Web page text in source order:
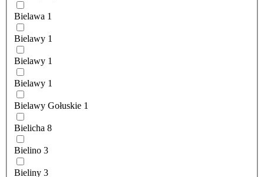
Bielawa 1
Bielawy 1
Bielawy 1
Bielawy 1
Bielawy Gołuskie 1
Bielicha 8
Bielino 3
Bieliny 3